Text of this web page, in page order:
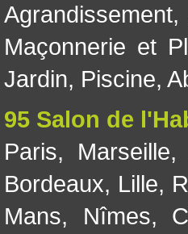
Agrandissement,
Maçonnerie et
Jardin, Piscine,
95 Salon de
Paris, Marseille,
Bordeaux, Lille,
Mans, Nîmes,